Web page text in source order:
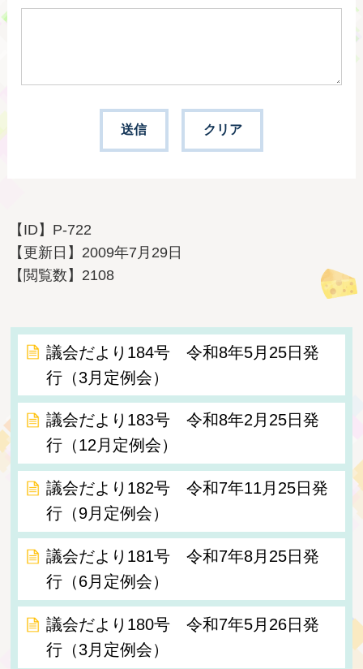
【ID】 P-722
【更新日】 2009年7月29日
【閲覧数】 2108
議会だより184号 令和8年5月25日発
行（3月定例会）
議会だより183号 令和8年2月25日発
行（12月定例会）
議会だより182号 令和7年11月25日発
行（9月定例会）
議会だより181号 令和7年8月25日発
行（6月定例会）
議会だより180号 令和7年5月26日発
行（3月定例会）